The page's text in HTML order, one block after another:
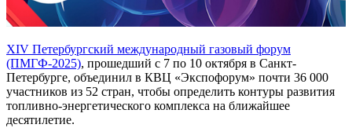
XIV Петербургский международный газовый форум
(ПМГФ-2025), прошедший с 7 по 10 октября в Санкт-
Петербурге, объединил в КВЦ «Экспофорум» почти 36 000
участников из 52 стран, чтобы определить контуры развития
топливно-энергетического комплекса на ближайшее
десятилетие.